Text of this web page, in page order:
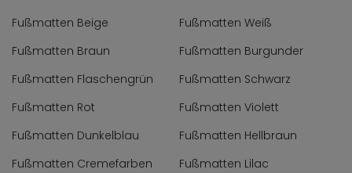
Fußmatten Beige
Fußmatten Weiß
Fußmatten Braun
Fußmatten Burgunder
Fußmatten Flaschengrün
Fußmatten Schwarz
Fußmatten Rot
Fußmatten Violett
Fußmatten Dunkelblau
Fußmatten Hellbraun
Fußmatten Cremefarben
Fußmatten Lilac